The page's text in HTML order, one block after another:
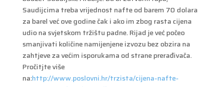
Saudijcima treba vrijednost nafte od barem 70 dolara
za barel već ove godine čak i ako im zbog rasta cijena
udio na svjetskom tržištu padne. Rijad je već počeo
smanjivati količine namijenjene izvozu bez obzira na
zahtjeve za većim isporukama od strane prerađivača.
Pročitjte više
na:http://www.poslovni.hr/trzista/cijena-nafte-